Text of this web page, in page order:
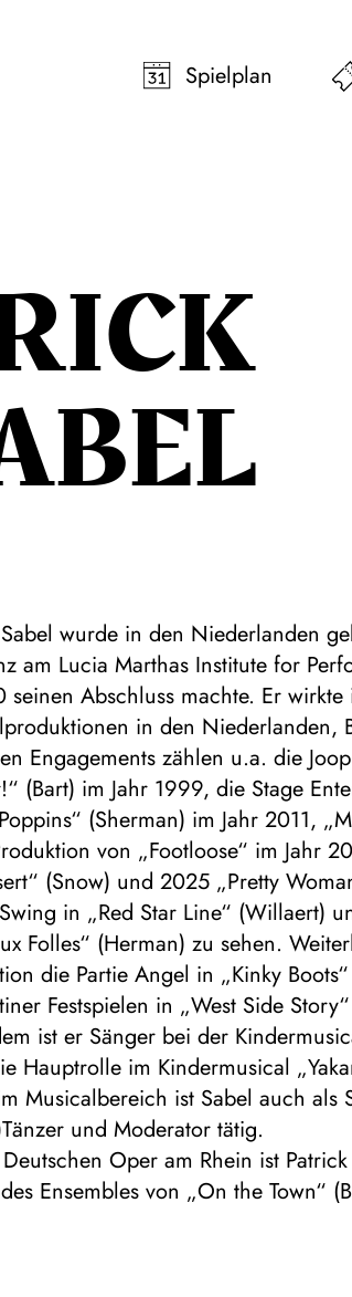
Spielplan
wurde in den Niederlanden
am Lucia Marthas Institute for
seinen Abschluss machte. Er
in den Niederlanden,
Engagements zählen u.a. die
(Bart) im Jahr 1999, die Stage
(Sherman) im Jahr 2011,
von „Footloose“ im Jahr
(Snow) und 2025 „Pretty
in „Red Star Line“ (Willaert)
Folles“ (Herman) zu sehen.
die Partie Angel in „Kinky
Festspielen in „West Side
ist er Sänger bei der
Hauptrolle im Kindermusical
Musicalbereich ist Sabel auch als
und Moderator tätig.
Oper am Rhein ist
Ensembles von „On the Town“